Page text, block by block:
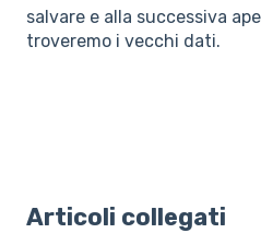
salvare e alla successiva
troveremo i vecchi dati.
Articoli collegati